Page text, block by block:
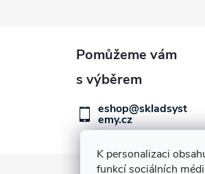
K personalizaci
funkcí sociálních
eshop@skladsyst
emy.cz